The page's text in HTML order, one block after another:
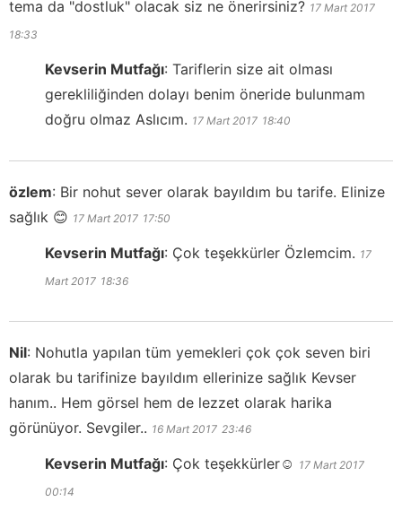
tema da "dostluk" olacak siz ne önerirsiniz? 17 Mart 2017
18:33
Kevserin Mutfağı: Tariflerin size ait olması
gerekliliğinden dolayı benim öneride bulunmam
doğru olmaz Aslıcım. 17 Mart 2017 18:40
özlem: Bir nohut sever olarak bayıldım bu tarife. Elinize
sağlık 😊 17 Mart 2017 17:50
Kevserin Mutfağı: Çok teşekkürler Özlemcim. 17
Mart 2017 18:36
Nil: Nohutla yapılan tüm yemekleri çok çok seven biri
olarak bu tarifinize bayıldım ellerinize sağlık Kevser
hanım.. Hem görsel hem de lezzet olarak harika
görünüyor. Sevgiler.. 16 Mart 2017 23:46
Kevserin Mutfağı: Çok teşekkürler☺️ 17 Mart 2017
00:14